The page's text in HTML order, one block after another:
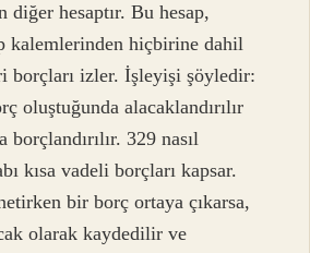
hesaptır. Bu hesap,
kalemlerinden hiçbirine dahil
borçları izler. İşleyişi şöyledir:
oluştuğunda alacaklandırılır
borçlandırılır. 329 nasıl
kısa vadeli borçları kapsar.
bir borç ortaya çıkarsa,
olarak kaydedilir ve